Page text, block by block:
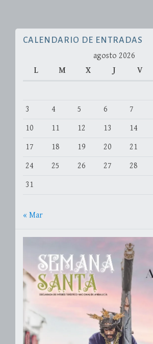
CALENDARIO DE ENTRADAS
agosto 2026
L
M X J V
3
4 5 6 7
10
11 12 13 14
17
18 19 20 21
24
25 26 27 28
31
« Mar